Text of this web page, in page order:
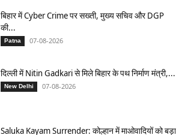
बिहार में Cyber Crime पर सख्ती, मुख्य सचिव और DGP
की...
Patna 07-08-2026
दिल्ली में Nitin Gadkari से मिले बिहार के पथ निर्माण मंत्री,...
New Delhi 07-08-2026
Saluka Kayam Surrender: कोल्हान में माओवादियों को बड़ा